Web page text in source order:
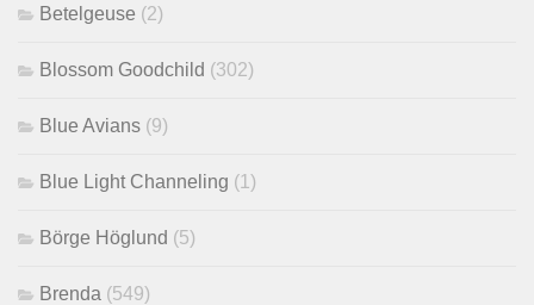
Betelgeuse (2)
Blossom Goodchild (302)
Blue Avians (9)
Blue Light Channeling (1)
Börge Höglund (5)
Brenda (549)